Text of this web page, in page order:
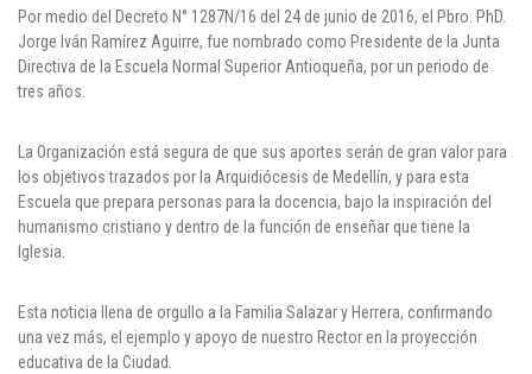
Por medio del Decreto N° 1287N/16 del 24 de junio de 2016, el Pbro. PhD.
Jorge Iván Ramírez Aguirre, fue nombrado como Presidente de la Junta
Directiva de la Escuela Normal Superior Antioqueña, por un periodo de
tres años.
La Organización está segura de que sus aportes serán de gran valor para
los objetivos trazados por la Arquidiócesis de Medellín, y para esta
Escuela que prepara personas para la docencia, bajo la inspiración del
humanismo cristiano y dentro de la función de enseñar que tiene la
Iglesia.
Esta noticia llena de orgullo a la Familia Salazar y Herrera, confirmando
una vez más, el ejemplo y apoyo de nuestro Rector en la proyección
educativa de la Ciudad.
Pagos
Puntos de pago
Contáctanos
Línea de Atención al Cliente